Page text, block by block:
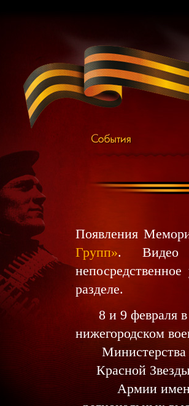
Появления
Групп». Видео
разделе.
8 и 9 февраля
нижегородском
Красной
Армии